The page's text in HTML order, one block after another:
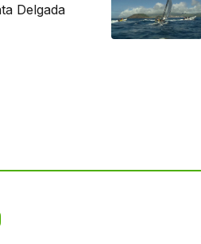
Delgada
Instagram